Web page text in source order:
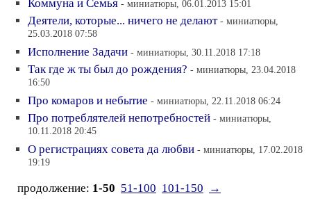
Коммуна и Семья - миниатюры, 06.01.2013 15:01
Деятели, которые... ничего не делают - миниатюры,
25.03.2018 07:58
Исполнение Задачи - миниатюры, 30.11.2018 17:18
Так где ж ты был до рождения? - миниатюры, 23.04.2018
16:50
Про комаров и небытие - миниатюры, 22.11.2018 06:24
Про потреблятелей непотребностей - миниатюры,
10.11.2018 20:45
О регистрациях совета да любви - миниатюры, 17.02.2018
19:19
продолжение: 1-50 51-100 101-150
→